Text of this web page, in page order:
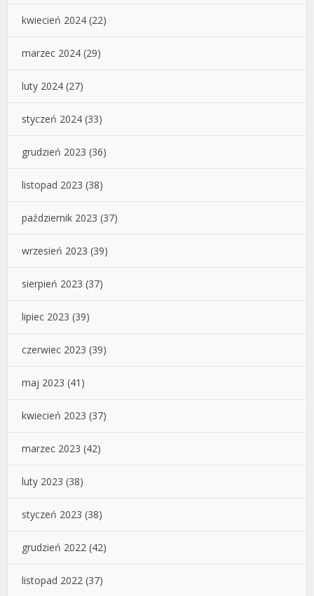
kwiecień 2024 (22)
marzec 2024 (29)
luty 2024 (27)
styczeń 2024 (33)
grudzień 2023 (36)
listopad 2023 (38)
październik 2023 (37)
wrzesień 2023 (39)
sierpień 2023 (37)
lipiec 2023 (39)
czerwiec 2023 (39)
maj 2023 (41)
kwiecień 2023 (37)
marzec 2023 (42)
luty 2023 (38)
styczeń 2023 (38)
grudzień 2022 (42)
listopad 2022 (37)